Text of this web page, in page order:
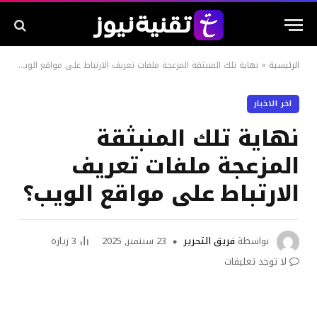
الرئيسية » نهاية تلك المنبثقة المزعجة ملفات تعريف الارتباط على مواقع الويب؟
اخر الاخبار
نهاية تلك المنبثقة
المزعجة ملفات تعريف
الارتباط على مواقع الويب؟
بواسطة فريق التحرير 23 سبتمبر, 2025 3زيارة
لا توجد تعليقات